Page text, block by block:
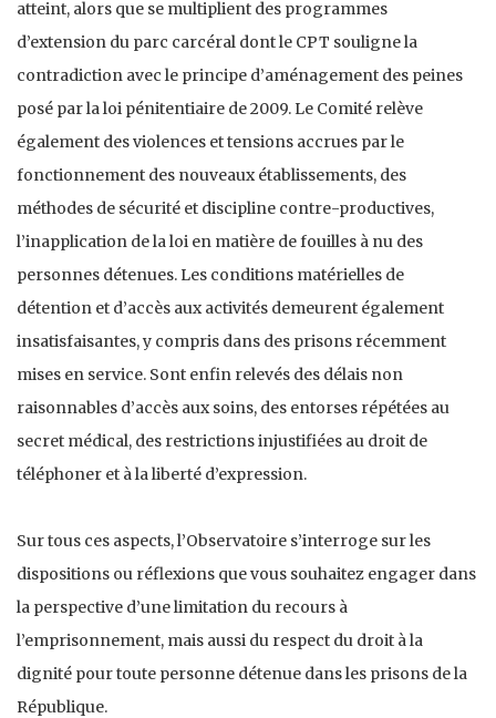
atteint, alors que se multiplient des programmes
d’extension du parc carcéral dont le CPT souligne la
contradiction avec le principe d’aménagement des peines
posé par la loi pénitentiaire de 2009. Le Comité relève
également des violences et tensions accrues par le
fonctionnement des nouveaux établissements, des
méthodes de sécurité et discipline contre-productives,
l’inapplication de la loi en matière de fouilles à nu des
personnes détenues. Les conditions matérielles de
détention et d’accès aux activités demeurent également
insatisfaisantes, y compris dans des prisons récemment
mises en service. Sont enfin relevés des délais non
raisonnables d’accès aux soins, des entorses répétées au
secret médical, des restrictions injustifiées au droit de
téléphoner et à la liberté d’expression.
Sur tous ces aspects, l’Observatoire s’interroge sur les
dispositions ou réflexions que vous souhaitez engager dans
la perspective d’une limitation du recours à
l’emprisonnement, mais aussi du respect du droit à la
dignité pour toute personne détenue dans les prisons de la
République.